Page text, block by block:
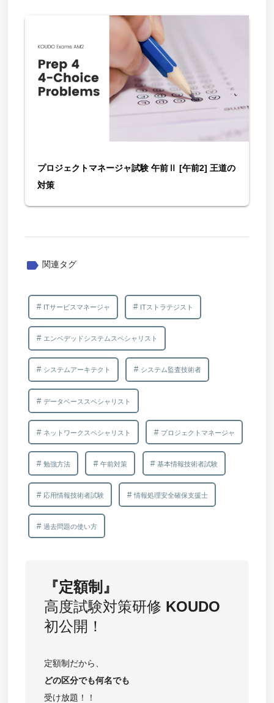
プロジェクトマネージャ試験 午前Ⅱ [午前2] 王道の
対策
label 関連タグ
ITサービスマネージャ ITストラテジスト
エンベデッドシステムスペシャリスト
システムアーキテクト システム監査技術者
データベーススペシャリスト
ネットワークスペシャリスト プロジェクトマネージャ
勉強方法 午前対策 基本情報技術者試験
応用情報技術者試験 情報処理安全確保支援士
過去問題の使い方
『定額制』
高度試験対策研修 KOUDO
初公開！
定額制だから、
どの区分でも何名でも
受け放題！！